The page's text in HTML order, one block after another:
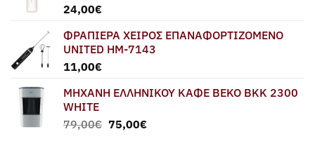
24,00€
ΦΡΑΠΙΕΡΑ ΧΕΙΡΟΣ ΕΠΑΝΑΦΟΡΤΙΖΟΜΕΝΟ
UNITED HM-7143
11,00€
ΜΗΧΑΝΗ ΕΛΛΗΝΙΚΟΥ ΚΑΦΕ BEKO BKK 2300
WHITE
79,00€ Original
75,00€Η